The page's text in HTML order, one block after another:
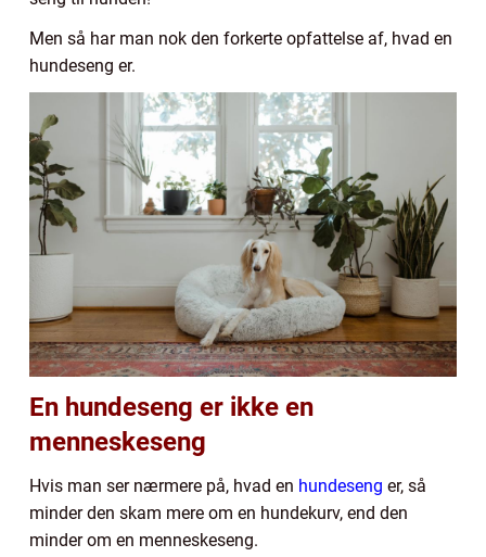
Men så har man nok den forkerte opfattelse af, hvad en
hundeseng er.
En hundeseng er ikke en
menneskeseng
Hvis man ser nærmere på, hvad en hundeseng er, så
minder den skam mere om en hundekurv, end den
minder om en menneskeseng.